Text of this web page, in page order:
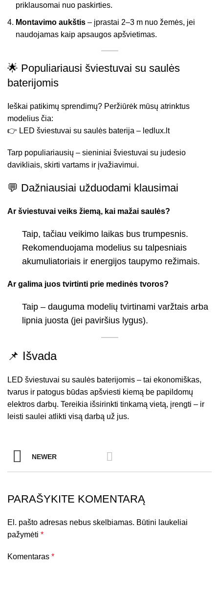
priklausomai nuo paskirties.
Montavimo aukštis – įprastai 2–3 m nuo žemės, jei
naudojamas kaip apsaugos apšvietimas.
🌟 Populiariausi šviestuvai su saulės
baterijomis
Ieškai patikimų sprendimų? Peržiūrėk mūsų atrinktus
modelius čia:
👉 LED šviestuvai su saulės baterija – ledlux.lt
Tarp populiariausių – sieniniai šviestuvai su judesio
davikliais, skirti vartams ir įvažiavimui.
💬 Dažniausiai užduodami klausimai
Ar šviestuvai veiks žiemą, kai mažai saulės?
Taip, tačiau veikimo laikas bus trumpesnis.
Rekomenduojama modelius su talpesniais
akumuliatoriais ir energijos taupymo režimais.
Ar galima juos tvirtinti prie medinės tvoros?
Taip – dauguma modelių tvirtinami varžtais arba
lipnia juosta (jei paviršius lygus).
📌 Išvada
LED šviestuvai su saulės baterijomis – tai ekonomiškas,
tvarus ir patogus būdas apšviesti kiemą be papildomų
elektros darbų. Tereikia išsirinkti tinkamą vietą, įrengti – ir
leisti saulei atlikti visą darbą už jus.
NEWER
PARAŠYKITE KOMENTARĄ
El. pašto adresas nebus skelbiamas. Būtini laukeliai
pažymėti *
Komentaras *